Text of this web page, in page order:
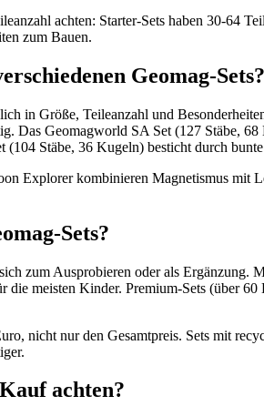
achten: Starter-Sets haben 30-64
zum Bauen.
Geomag-Sets?
in Größe, Teileanzahl und
Das Geomagworld SA Set (127 Stäbe,
Stäbe, 36 Kugeln) besticht durch
Explorer kombinieren Magnetismus mit
Sets?
zum Ausprobieren oder als Ergänzung.
die meisten Kinder. Premium-Sets (über
nicht nur den Gesamtpreis. Sets mit
achten?